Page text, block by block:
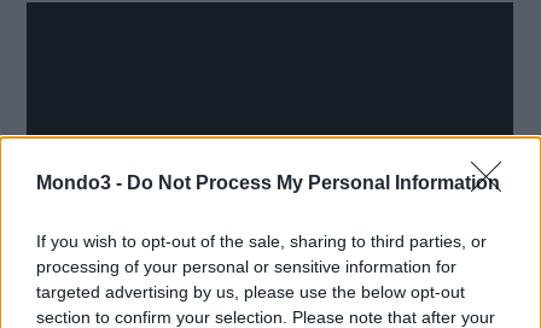
Mondo3 - Do Not Process My Personal Information
If you wish to opt-out of the sale, sharing to third parties, or
processing of your personal or sensitive information for
targeted advertising by us, please use the below opt-out
section to confirm your selection. Please note that after your